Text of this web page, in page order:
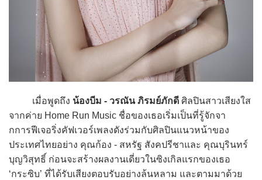
เมื่อพูดถึง น้องบีม - วรณัน ภิรมย์ภักดี ศิลปินสาวเสียงใส
จากค่าย Home Run Music ชื่อของเธอเริ่มเป็นที่รู้จักจา
กการฟีเจอริ่งคัฟเวอร์เพลงดังร่วมกับศิลปินแนวหน้าของ
ประเทศไทยอย่าง คุณก้อง - สหรัฐ สังคปรีชาและ คุณบุรินทร์
บุญวิสุทธิ์ ก่อนจะสร้างผลงานเดี่ยวในซิงเกิลแรกของเธอ
‘กระซิบ’ ที่ได้รับเสียงตอบรับอย่างล้นหลาม และตามมาด้วย